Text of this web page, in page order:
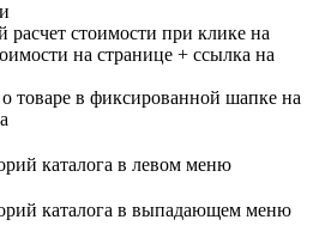
стоимости при клике на
на странице + ссылка на
товаре в фиксированной шапке на
каталога в левом меню
каталога в выпадающем меню